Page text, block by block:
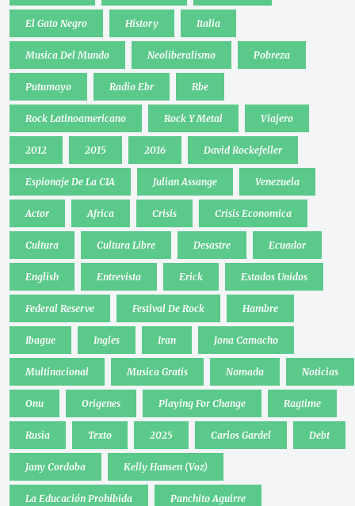
El Gato Negro History Italia
Musica Del Mundo Neoliberalismo Pobreza
Putumayo Radio Ebr Rbe
Rock Latinoamericano Rock Y Metal Viajero
2012 2015 2016 David Rockefeller
Espionaje De La CIA Julian Assange Venezuela
Actor Africa Crisis Crisis Economica
Cultura Cultura Libre Desastre Ecuador
English Entrevista Erick Estados Unidos
Federal Reserve Festival De Rock Hambre
Ibague Ingles Iran Jona Camacho
Multinacional Musica Gratis Nomada Noticias
Onu Origenes Playing For Change Ragtime
Rusia Texto 2025 Carlos Gardel Debt
Jany Cordoba Kelly Hansen (Voz)
La Educación Prohibida Panchito Aguirre